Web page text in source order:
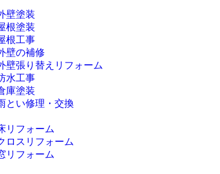
壁塗装
根塗装
根工事
壁の補修
壁張り替えリフォーム
水工事
庫塗装
とい修理・交換
リフォーム
ロスリフォーム
リフォーム